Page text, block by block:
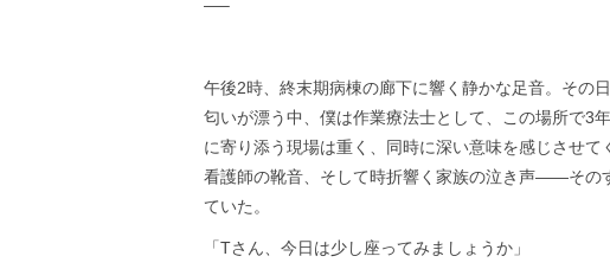
—–
午後2時、終末期病棟の廊下に響く静かな足音。その
匂いが漂う中、僕は作業療法士として、この場所で3
に寄り添う現場は重く、同時に深い意味を感じさせて
看護師の靴音、そして時折響く家族の泣き声——その
ていた。
「Tさん、今日は少し座ってみましょうか」